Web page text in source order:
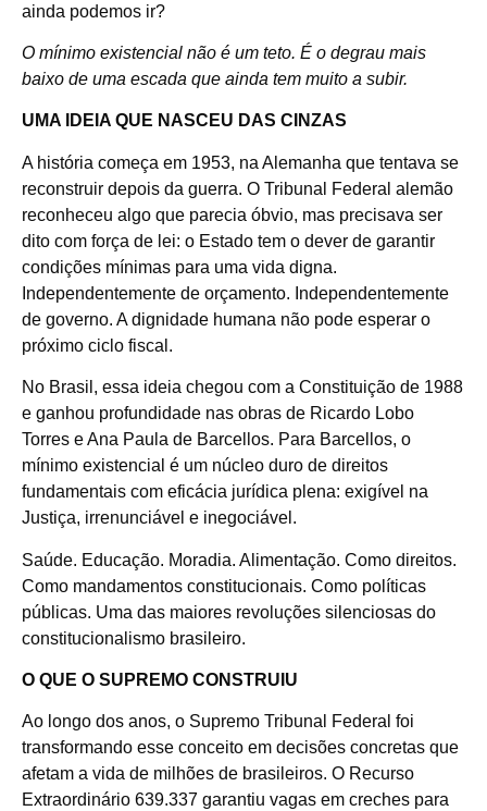
ainda podemos ir?
O mínimo existencial não é um teto. É o degrau mais
baixo de uma escada que ainda tem muito a subir.
UMA IDEIA QUE NASCEU DAS CINZAS
A história começa em 1953, na Alemanha que tentava se
reconstruir depois da guerra. O Tribunal Federal alemão
reconheceu algo que parecia óbvio, mas precisava ser
dito com força de lei: o Estado tem o dever de garantir
condições mínimas para uma vida digna.
Independentemente de orçamento. Independentemente
de governo. A dignidade humana não pode esperar o
próximo ciclo fiscal.
No Brasil, essa ideia chegou com a Constituição de 1988
e ganhou profundidade nas obras de Ricardo Lobo
Torres e Ana Paula de Barcellos. Para Barcellos, o
mínimo existencial é um núcleo duro de direitos
fundamentais com eficácia jurídica plena: exigível na
Justiça, irrenunciável e inegociável.
Saúde. Educação. Moradia. Alimentação. Como direitos.
Como mandamentos constitucionais. Como políticas
públicas. Uma das maiores revoluções silenciosas do
constitucionalismo brasileiro.
O QUE O SUPREMO CONSTRUIU
Ao longo dos anos, o Supremo Tribunal Federal foi
transformando esse conceito em decisões concretas que
afetam a vida de milhões de brasileiros. O Recurso
Extraordinário 639.337 garantiu vagas em creches para